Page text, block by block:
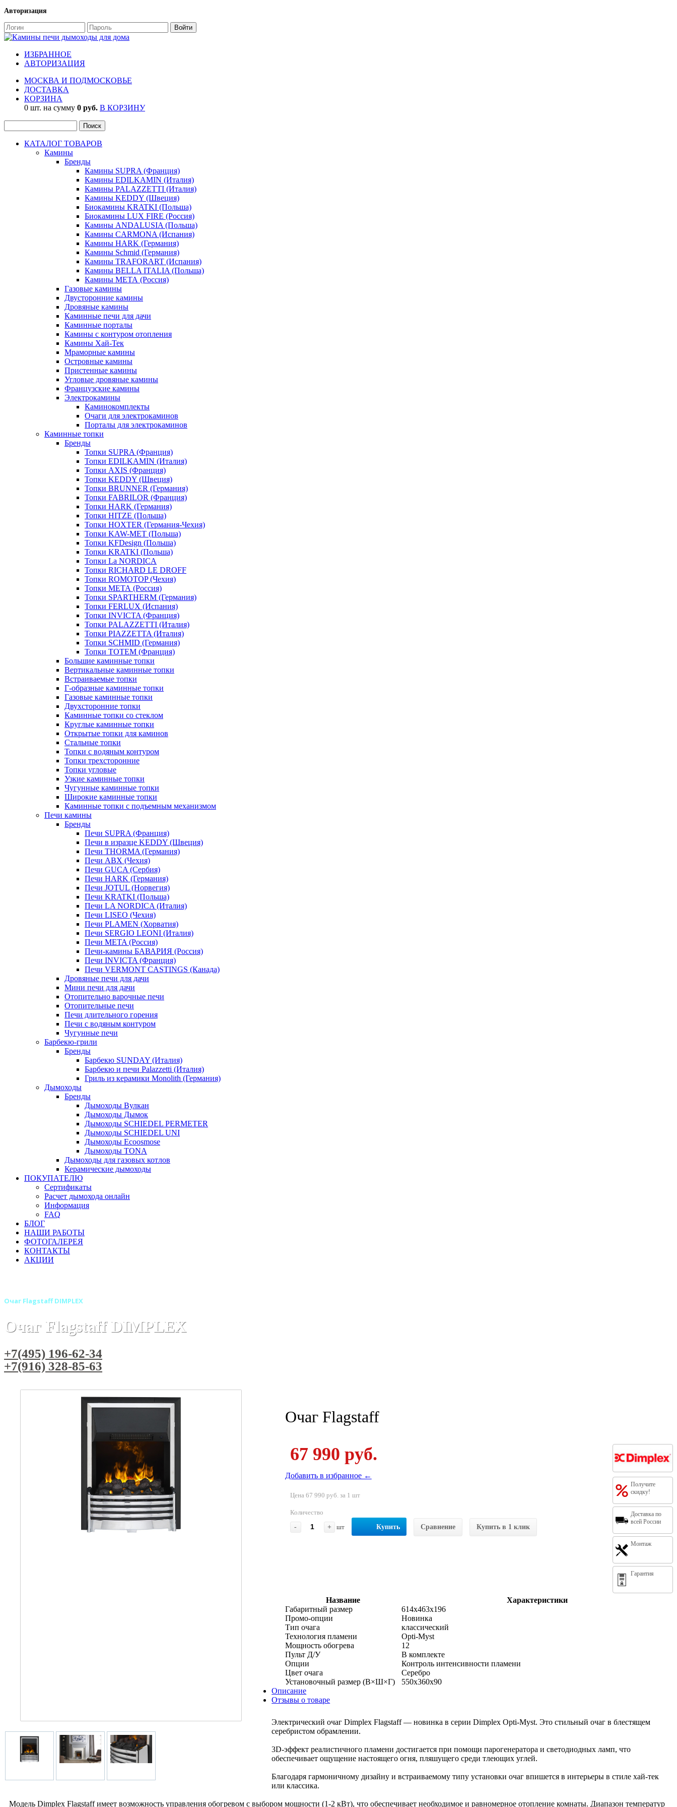
Авторизация
ИЗБРАННОЕ
АВТОРИЗАЦИЯ
МОСКВА И ПОДМОСКОВЬЕ
ДОСТАВКА
КОРЗИНА
0 шт. на сумму 0 руб. В КОРЗИНУ
КАТАЛОГ ТОВАРОВ
Камины
Бренды
Камины SUPRA (Франция)
Камины EDILKAMIN (Италия)
Камины PALAZZETTI (Италия)
Камины KEDDY (Швеция)
Биокамины KRATKI (Польша)
Биокамины LUX FIRE (Россия)
Камины ANDALUSIA (Польша)
Камины CARMONA (Испания)
Камины HARK (Германия)
Камины Schmid (Германия)
Камины TRAFORART (Испания)
Камины BELLA ITALIA (Польша)
Камины МЕТА (Россия)
Газовые камины
Двусторонние камины
Дровяные камины
Каминные печи для дачи
Каминные порталы
Камины с контуром отопления
Камины Хай-Тек
Мраморные камины
Островные камины
Пристенные камины
Угловые дровяные камины
Французские камины
Электрокамины
Каминокомплекты
Очаги для электрокаминов
Порталы для электрокаминов
Каминные топки
Бренды
Топки SUPRA (Франция)
Топки EDILKAMIN (Италия)
Топки AXIS (Франция)
Топки KEDDY (Швеция)
Топки BRUNNER (Германия)
Топки FABRILOR (Франция)
Топки HARK (Германия)
Топки HITZE (Польша)
Топки HOXTER (Германия-Чехия)
Топки KAW-MET (Польша)
Топки KFDesign (Польша)
Топки KRATKI (Польша)
Топки La NORDICA
Топки RICHARD LE DROFF
Топки ROMOTOP (Чехия)
Топки МЕТА (Россия)
Топки SPARTHERM (Германия)
Топки FERLUX (Испания)
Топки INVICTA (Франция)
Топки PALAZZETTI (Италия)
Топки PIAZZETTA (Италия)
Топки SCHMID (Германия)
Топки TOTEM (Франция)
Большие каминные топки
Вертикальные каминные топки
Встраиваемые топки
Г-образные каминные топки
Газовые каминные топки
Двухсторонние топки
Каминные топки со стеклом
Круглые каминные топки
Открытые топки для каминов
Стальные топки
Топки с водяным контуром
Топки трехсторонние
Топки угловые
Узкие каминные топки
Чугунные каминные топки
Широкие каминные топки
Каминные топки с подъемным механизмом
Печи камины
Бренды
Печи SUPRA (Франция)
Печи в изразце KEDDY (Швеция)
Печи THORMA (Германия)
Печи ABX (Чехия)
Печи GUCA (Сербия)
Печи HARK (Германия)
Печи JOTUL (Норвегия)
Печи KRATKI (Польша)
Печи LA NORDICA (Италия)
Печи LISEO (Чехия)
Печи PLAMEN (Хорватия)
Печи SERGIO LEONI (Италия)
Печи META (Россия)
Печи-камины БАВАРИЯ (Россия)
Печи INVICTA (Франция)
Печи VERMONT CASTINGS (Канада)
Дровяные печи для дачи
Мини печи для дачи
Отопительно варочные печи
Отопительные печи
Печи длительного горения
Печи с водяным контуром
Чугунные печи
Барбекю-грили
Бренды
Барбекю SUNDAY (Италия)
Барбекю и печи Palazzetti (Италия)
Гриль из керамики Monolith (Германия)
Дымоходы
Бренды
Дымоходы Вулкан
Дымоходы Дымок
Дымоходы SCHIEDEL PERMETER
Дымоходы SCHIEDEL UNI
Дымоходы Ecoosmose
Дымоходы TONA
Дымоходы для газовых котлов
Керамические дымоходы
ПОКУПАТЕЛЮ
Сертификаты
Расчет дымохода онлайн
Информация
FAQ
БЛОГ
НАШИ РАБОТЫ
ФОТОГАЛЕРЕЯ
КОНТАКТЫ
АКЦИИ
Очаг Flagstaff DIMPLEX
Очаг Flagstaff DIMPLEX
+7(495) 196-62-34
+7(916) 328-85-63
Очаг Flagstaff
Получите
скидку!
Доставка по
всей России
Монтаж
Гарантия
67 990 руб.
Добавить в избранное ←
Цена 67 990 руб. за 1 шт
Количество
-
+ шт Купить Сравнение Купить в 1 клик
Название
Характеристики
Габаритный размер
614x463x196
Промо-опции
Новинка
Тип очага
классический
Технология пламени
Opti-Myst
Мощность обогрева
12
Пульт Д/У
В комплекте
Опции
Контроль интенсивности пламени
Цвет очага
Серебро
Установочный размер (В×Ш×Г)
550x360х90
Описание
Отзывы о товаре
Электрический очаг Dimplex Flagstaff — новинка в серии Dimplex Opti-Myst. Это стильный очаг в блестящем
серебристом обрамлении.
3D-эффект реалистичного пламени достигается при помощи парогенератора и светодиодных ламп, что
обеспечивает ощущение настоящего огня, пляшущего среди тлеющих углей.
Благодаря гармоничному дизайну и встраиваемому типу установки очаг впишется в интерьеры в стиле хай-тек
или классика.
Модель Dimplex Flagstaff имеет возможность управления обогревом с выбором мощности (1-2 кВт), что обеспечивает необходимое и равномерное отопление комнаты. Диапазон температур